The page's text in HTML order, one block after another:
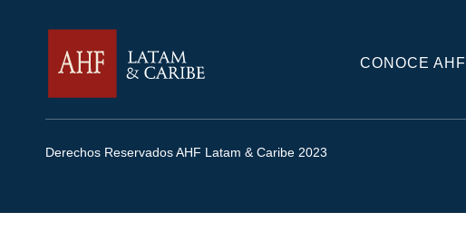
CONOCE AHF
Derechos Reservados AHF Latam & Caribe 2023